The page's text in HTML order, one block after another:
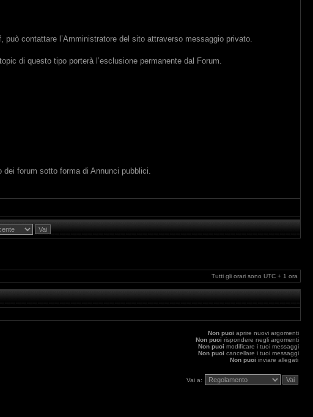
contattare l’Amministratore del sito attraverso messaggio privato.
di questo tipo porterà l’esclusione permanente dal Forum.
forum sotto forma di Annunci pubblici.
Tutti gli orari sono UTC + 1 ora
Non puoi aprire nuovi argomenti
Non puoi rispondere negli argomenti
Non puoi modificare i tuoi messaggi
Non puoi cancellare i tuoi messaggi
Non puoi inviare allegati
Vai a: